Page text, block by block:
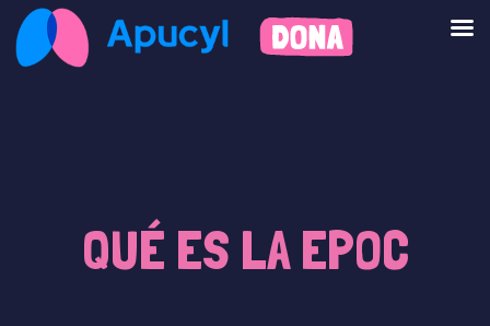
QUÉ ES LA EPOC